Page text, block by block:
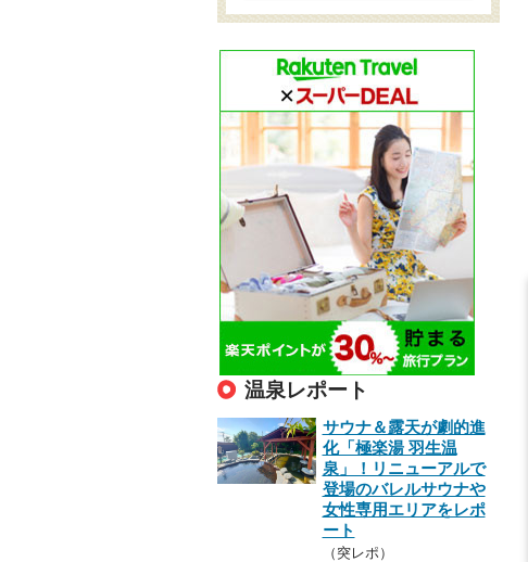
温泉レポート
サウナ＆露天が劇的進
化「極楽湯 羽生温
泉」！リニューアルで
登場のバレルサウナや
女性専用エリアをレポ
ート
（突レポ）